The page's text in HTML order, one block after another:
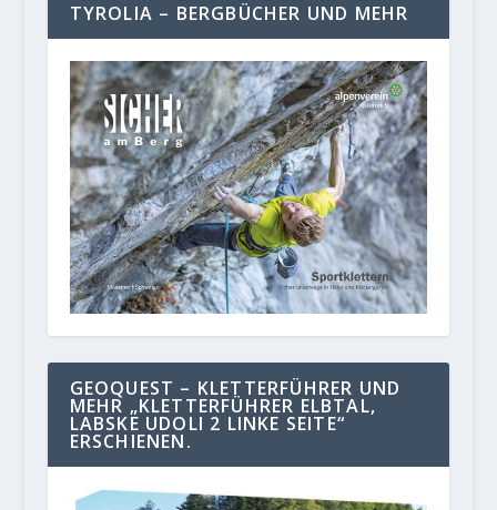
TYROLIA – BERGBÜCHER UND MEHR
GEOQUEST – KLETTERFÜHRER UND
MEHR „KLETTERFÜHRER ELBTAL,
LABSKE UDOLI 2 LINKE SEITE“
ERSCHIENEN.